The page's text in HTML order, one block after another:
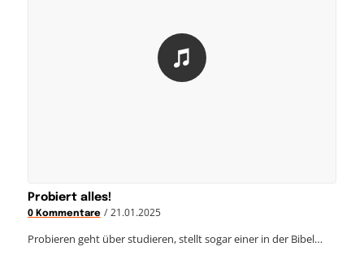
Probiert alles!
0 Kommentare / 21.01.2025
Probieren geht über studieren, stellt sogar einer in der Bibel…